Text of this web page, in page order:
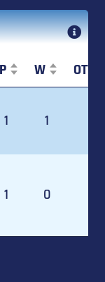
W
OTW
1 1
1 0